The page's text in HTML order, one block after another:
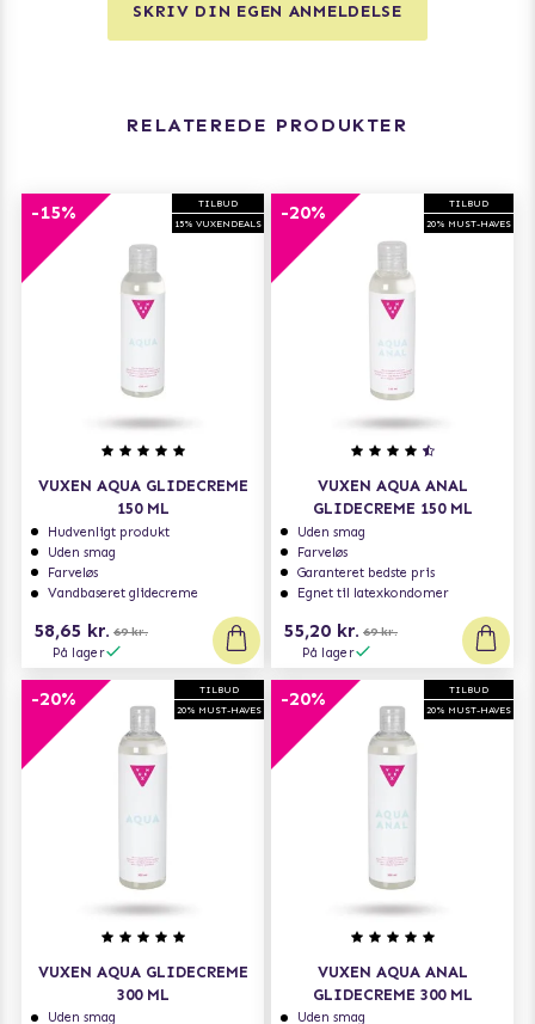
SKRIV DIN EGEN ANMELDELSE
RELATEREDE PRODUKTER
TILBUD
15% VUXENDEALS
-15%
VUXEN AQUA GLIDECREME
150 ML
Hudvenligt produkt
Uden smag
Farveløs
Vandbaseret glidecreme
58,65 kr. 69 kr.
På lager
TILBUD
20% MUST-HAVES
-20%
VUXEN AQUA ANAL
GLIDECREME 150 ML
Uden smag
Farveløs
Garanteret bedste pris
Egnet til latexkondomer
55,20 kr. 69 kr.
På lager
TILBUD
20% MUST-HAVES
-20%
VUXEN AQUA GLIDECREME
300 ML
Uden smag
TILBUD
20% MUST-HAVES
-20%
VUXEN AQUA ANAL
GLIDECREME 300 ML
Uden smag